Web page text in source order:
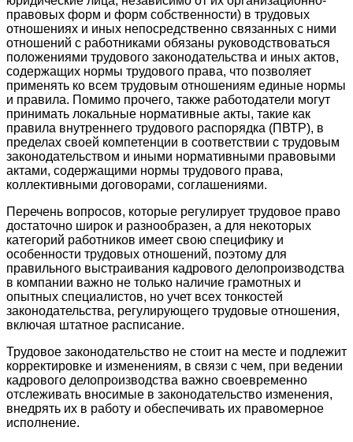
правовых форм и форм собственности) в трудовых
отношениях и иных непосредственно связанных с ними
отношений с работниками обязаны руководствоваться
положениями трудового законодательства и иных актов,
содержащих нормы трудового права, что позволяет
применять ко всем трудовым отношениям единые нормы
и правила. Помимо прочего, также работодатели могут
принимать локальные нормативные акты, такие как
правила внутреннего трудового распорядка (ПВТР), в
пределах своей компетенции в соответствии с трудовым
законодательством и иными нормативными правовыми
актами, содержащими нормы трудового права,
коллективными договорами, соглашениями.
Перечень вопросов, которые регулирует трудовое право
достаточно широк и разнообразен, а для некоторых
категорий работников имеет свою специфику и
особенности трудовых отношений, поэтому для
правильного выстраивания кадрового делопроизводства
в компании важно не только наличие грамотных и
опытных специалистов, но учет всех тонкостей
законодательства, регулирующего трудовые отношения,
включая штатное расписание.
Трудовое законодательство не стоит на месте и подлежит
корректировке и изменениям, в связи с чем, при ведении
кадрового делопроизводства важно своевременно
отслеживать вносимые в законодательство изменения,
внедрять их в работу и обеспечивать их правомерное
исполнение.